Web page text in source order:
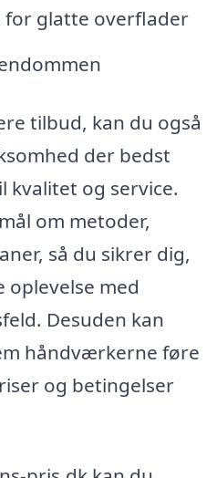
for glatte overflader
tilbud, kan du også
der bedst
kvalitet og service.
om metoder,
så du sikrer dig,
oplevelse med
Desuden kan
håndværkerne føre
og betingelser